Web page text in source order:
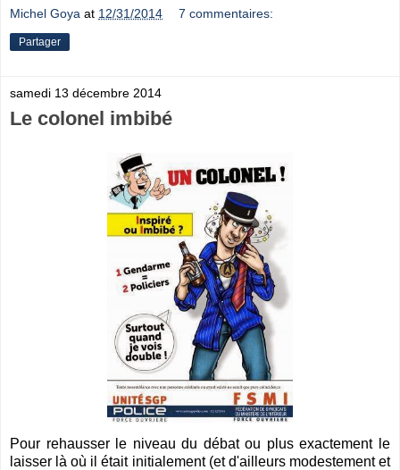
Michel Goya at 12/31/2014 7 commentaires:
Partager
samedi 13 décembre 2014
Le colonel imbibé
Pour rehausser le niveau du débat ou plus exactement le
laisser là où il était initialement (et d'ailleurs modestement et